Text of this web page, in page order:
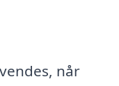
når